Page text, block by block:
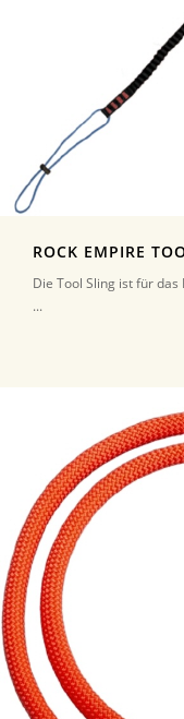
ROCK EMPIRE
Die Tool Sling ist für
...